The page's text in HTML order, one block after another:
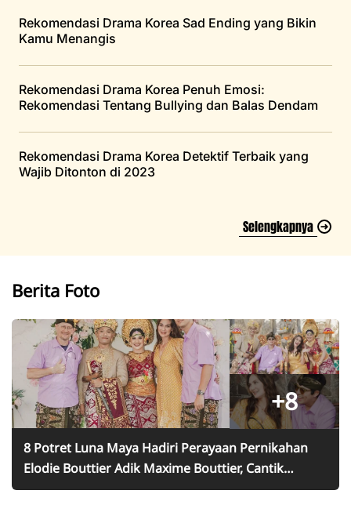
Rekomendasi Drama Korea Sad Ending yang Bikin
Kamu Menangis
Rekomendasi Drama Korea Penuh Emosi:
Rekomendasi Tentang Bullying dan Balas Dendam
Rekomendasi Drama Korea Detektif Terbaik yang
Wajib Ditonton di 2023
Selengkapnya
Berita Foto
+8
8 Potret Luna Maya Hadiri Perayaan Pernikahan
Elodie Bouttier Adik Maxime Bouttier, Cantik
Kenakan Gaun Kuning - Sudah Akrab dengan